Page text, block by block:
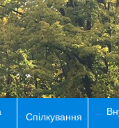
Спілкування